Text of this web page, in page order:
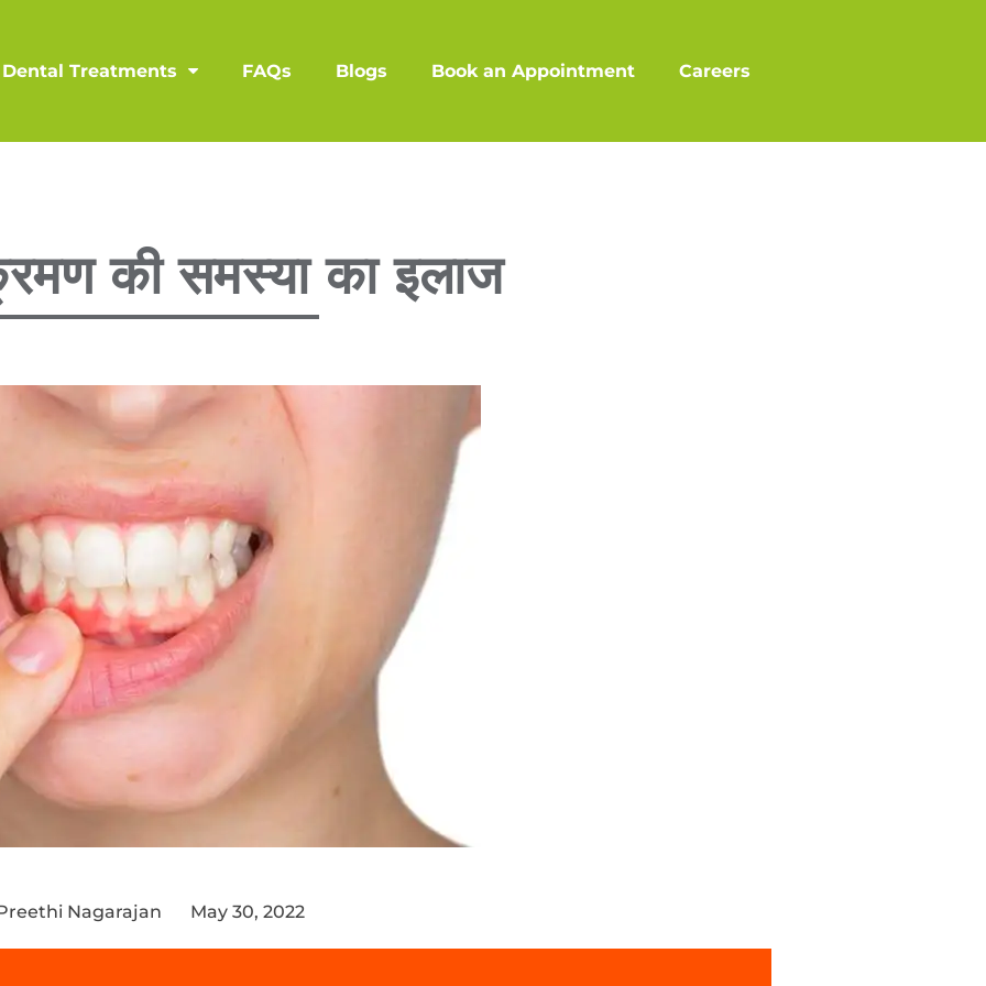
Dental Treatments FAQs Blogs Book an Appointment Careers
की समस्या का इलाज
Nagarajan May 30, 2022